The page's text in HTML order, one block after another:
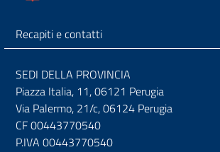
Recapiti e contatti
SEDI DELLA PROVINCIA
Piazza Italia, 11, 06121 Perugia
Via Palermo, 21/c, 06124 Perugia
CF 00443770540
P.IVA 00443770540